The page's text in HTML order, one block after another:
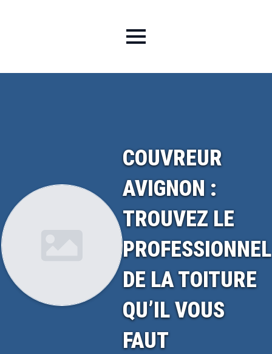
COUVREUR
AVIGNON :
TROUVEZ LE
PROFESSIONNEL
DE LA TOITURE
QU’IL VOUS
FAUT